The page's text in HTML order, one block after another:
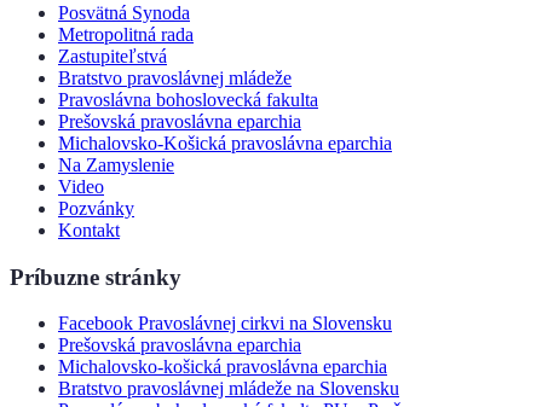
Posvätná Synoda
Metropolitná rada
Zastupiteľstvá
Bratstvo pravoslávnej mládeže
Pravoslávna bohoslovecká fakulta
Prešovská pravoslávna eparchia
Michalovsko-Košická pravoslávna eparchia
Na Zamyslenie
Video
Pozvánky
Kontakt
Príbuzne stránky
Facebook Pravoslávnej cirkvi na Slovensku
Prešovská pravoslávna eparchia
Michalovsko-košická pravoslávna eparchia
Bratstvo pravoslávnej mládeže na Slovensku